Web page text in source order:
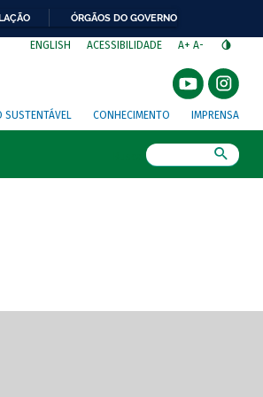
ÓRGÃOS DO GOVERNO
ENGLISH ACESSIBILIDADE A+ A-
CONHECIMENTO IMPRENSA
tela